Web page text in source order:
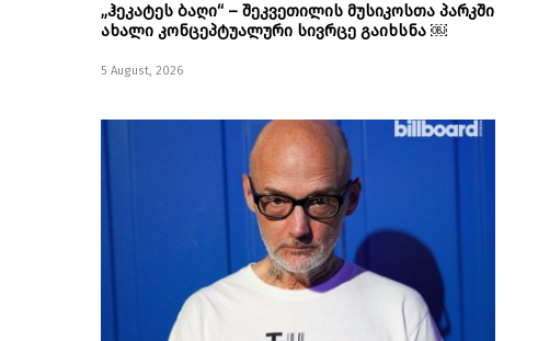
„ჰეკატეს ბაღი“ – შეკვეთილის მუსიკოსთა პარკში
ახალი კონცეპტუალური სივრცე გაიხსნა ￼
5 August, 2026